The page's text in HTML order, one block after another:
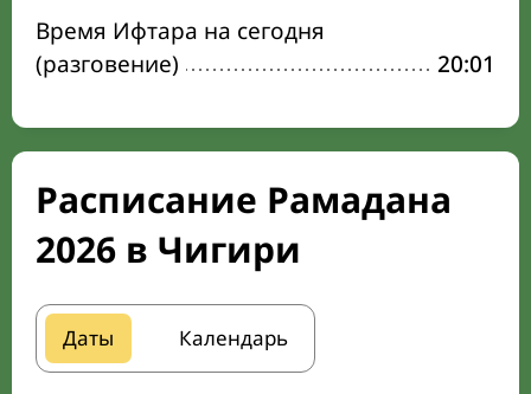
Время Ифтара на сегодня
(разговение)
20:01
Расписание Рамадана
2026 в Чигири
Даты Календарь